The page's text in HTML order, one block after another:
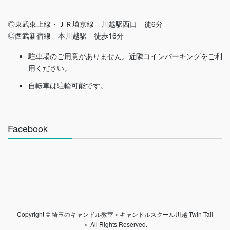
◎東武東上線・ＪＲ埼京線 川越駅西口 徒6分
◎西武新宿線 本川越駅 徒歩16分
駐車場のご用意がありません。近隣コインパーキングをご利
用ください。
自転車は駐輪可能です。
Facebook
Copyright © 埼玉のキャンドル教室＜キャンドルスクール川越 Twin Tail
＞ All Rights Reserved.